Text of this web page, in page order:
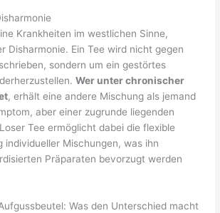
Krankheiten im westlichen Sinne,
Disharmonie. Ein Tee wird nicht gegen
sondern um ein gestörtes
Wer unter chronischer
, erhält eine andere Mischung als jemand
aber einer zugrunde liegenden
Tee ermöglicht dabei die flexible
individueller Mischungen, was ihn
Präparaten bevorzugt werden
Was den Unterschied macht